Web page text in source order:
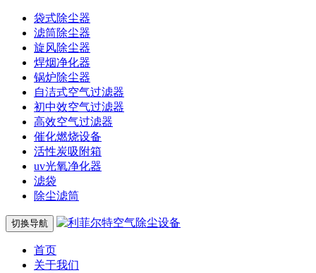
袋式除尘器
滤筒除尘器
旋风除尘器
焊烟净化器
锅炉除尘器
自洁式空气过滤器
初中效空气过滤器
高效空气过滤器
催化燃烧设备
活性炭吸附箱
uv光氧净化器
滤袋
除尘滤筒
切换导航
首页
关于我们